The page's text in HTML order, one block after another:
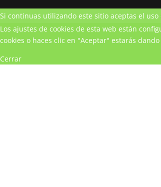
Si continuas utilizando este sitio aceptas el uso
Los ajustes de cookies de esta web están
cookies o haces clic en "Aceptar" estarás
Cerrar